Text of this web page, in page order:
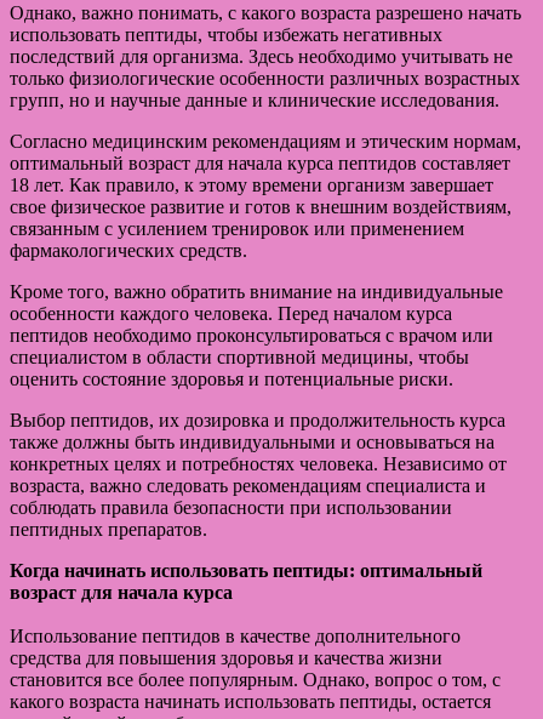
Однако, важно понимать, с какого возраста разрешено начать
использовать пептиды, чтобы избежать негативных
последствий для организма. Здесь необходимо учитывать не
только физиологические особенности различных возрастных
групп, но и научные данные и клинические исследования.
Согласно медицинским рекомендациям и этическим нормам,
оптимальный возраст для начала курса пептидов составляет
18 лет. Как правило, к этому времени организм завершает
свое физическое развитие и готов к внешним воздействиям,
связанным с усилением тренировок или применением
фармакологических средств.
Кроме того, важно обратить внимание на индивидуальные
особенности каждого человека. Перед началом курса
пептидов необходимо проконсультироваться с врачом или
специалистом в области спортивной медицины, чтобы
оценить состояние здоровья и потенциальные риски.
Выбор пептидов, их дозировка и продолжительность курса
также должны быть индивидуальными и основываться на
конкретных целях и потребностях человека. Независимо от
возраста, важно следовать рекомендациям специалиста и
соблюдать правила безопасности при использовании
пептидных препаратов.
Когда начинать использовать пептиды: оптимальный
возраст для начала курса
Использование пептидов в качестве дополнительного
средства для повышения здоровья и качества жизни
становится все более популярным. Однако, вопрос о том, с
какого возраста начинать использовать пептиды, остается